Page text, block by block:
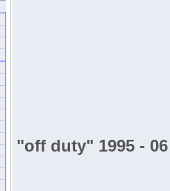
"off duty" 1995 - 06